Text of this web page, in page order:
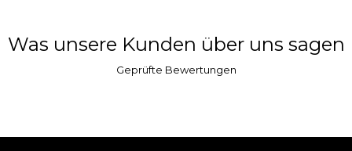
Was unsere Kunden über uns sagen
Geprüfte Bewertungen